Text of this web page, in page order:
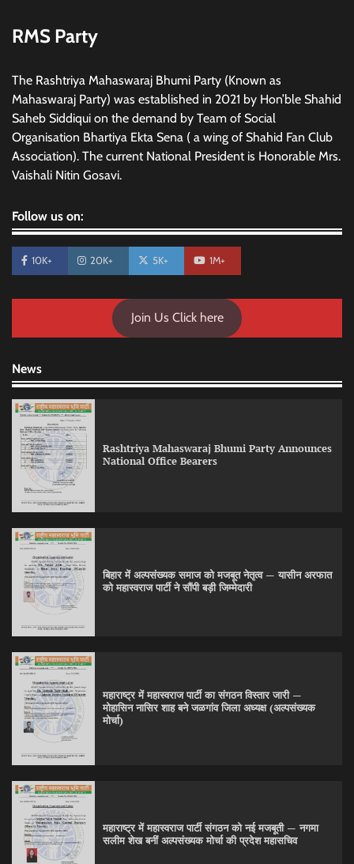
RMS Party
The Rashtriya Mahaswaraj Bhumi Party (Known as
Mahaswaraj Party) was established in 2021 by Hon’ble Shahid
Saheb Siddiqui on the demand by Team of Social
Organisation Bhartiya Ekta Sena ( a wing of Shahid Fan Club
Association). The current National President is Honorable Mrs.
Vaishali Nitin Gosavi.
Follow us on:
10K+ 20K+ 5K+ 1M+
Join Us Click here
News
Rashtriya Mahaswaraj Bhumi Party Announces
National Office Bearers
बिहार में अल्पसंख्यक समाज को मजबूत नेतृत्व — यासीन अरफात
को महास्वराज पार्टी ने सौंपी बड़ी जिम्मेदारी
महाराष्ट्र में महास्वराज पार्टी का संगठन विस्तार जारी —
मोहासिन नासिर शाह बने जळगांव जिला अध्यक्ष (अल्पसंख्यक
मोर्चा)
महाराष्ट्र में महास्वराज पार्टी संगठन को नई मजबूती — नगमा
सलीम शेख बनीं अल्पसंख्यक मोर्चा की प्रदेश महासचिव